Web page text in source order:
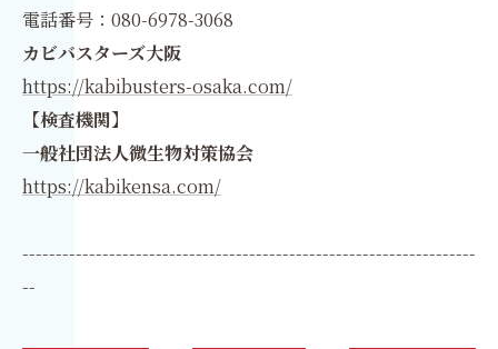
電話番号：080-6978-3068
カビバスターズ大阪
https://kabibusters-osaka.com/
【検査機関】
一般社団法人微生物対策協会
https://kabikensa.com/
--------------------------------------------------------------------
--